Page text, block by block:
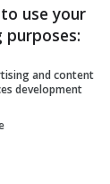
use your
and content
development